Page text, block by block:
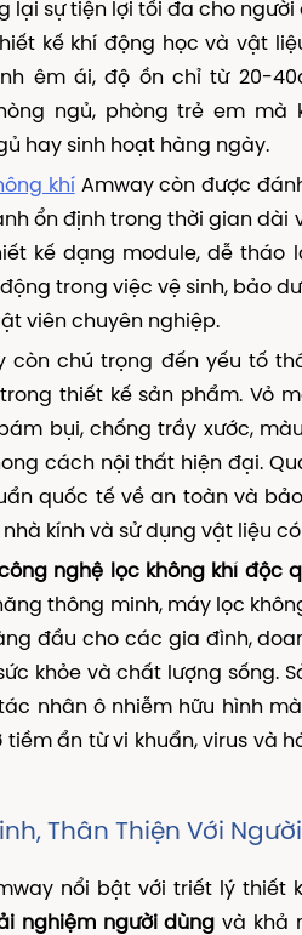
lại sự tiện lợi tối đa cho người
kế khí động học và vật
êm ái, độ ồn chỉ từ 20-
ngủ, phòng trẻ em mà
hay sinh hoạt hàng ngày.
khí Amway còn được
ổn định trong thời gian dài
kế dạng module, dễ tháo
trong việc vệ sinh, bảo
viên chuyên nghiệp.
còn chú trọng đến yếu tố
thiết kế sản phẩm. Vỏ
bụi, chống trầy xước,
cách nội thất hiện đại.
quốc tế về an toàn và
kính và sử dụng vật liệu
nghệ lọc không khí độc
thông minh, máy lọc
đầu cho các gia đình,
khỏe và chất lượng sống.
nhân ô nhiễm hữu hình
ẩn từ vi khuẩn, virus và
Thân Thiện Với
nổi bật với triết lý thiết
nghiệm người dùng và khả